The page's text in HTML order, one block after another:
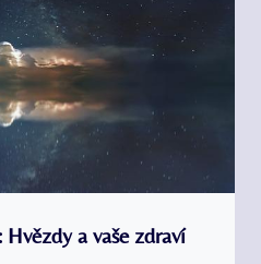
a vaše zdraví